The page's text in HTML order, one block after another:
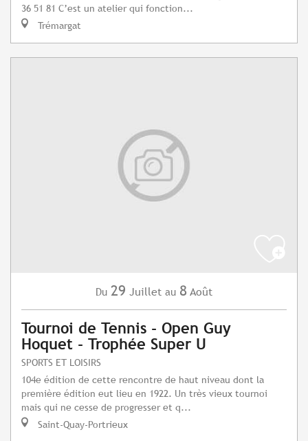
36 51 81 C’est un atelier qui fonction...
Trémargat
Du 29 Juillet au 8 Août
Tournoi de Tennis - Open Guy
Hoquet - Trophée Super U
SPORTS ET LOISIRS
104e édition de cette rencontre de haut niveau dont la
première édition eut lieu en 1922. Un très vieux tournoi
mais qui ne cesse de progresser et q...
Saint-Quay-Portrieux